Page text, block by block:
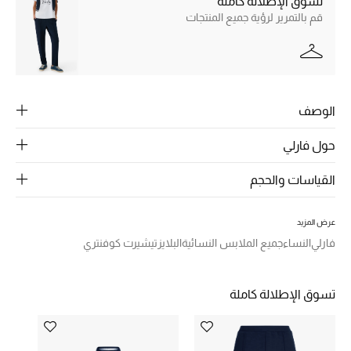
مستلزمات المنزل
المجوهرات
نسوقوا أحدث ما وصلنا
عرض جميع المنتجات
قم بالتمرير لرؤية جميع المنتجات
الوصف
حول فارلي
القياسات والحجم
عرض المزيد
فارليالنساءجميع الملابس النسائيةالبلايز تيشيرت كوفنتري
تسوق الإطلالة كاملة